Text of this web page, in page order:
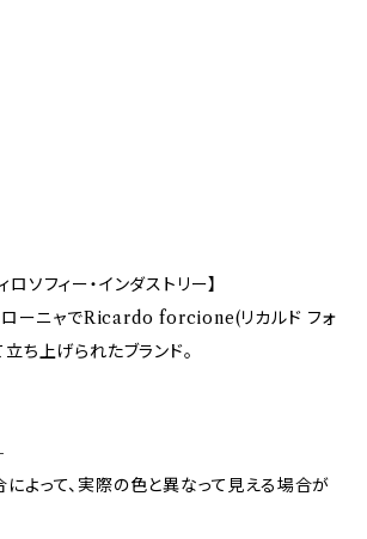
ソフィー・インダストリー】
ローニャでRicardo forcione(リカルド フォ
立ち上げられたブランド。
よって、実際の色と異なって見える場合が